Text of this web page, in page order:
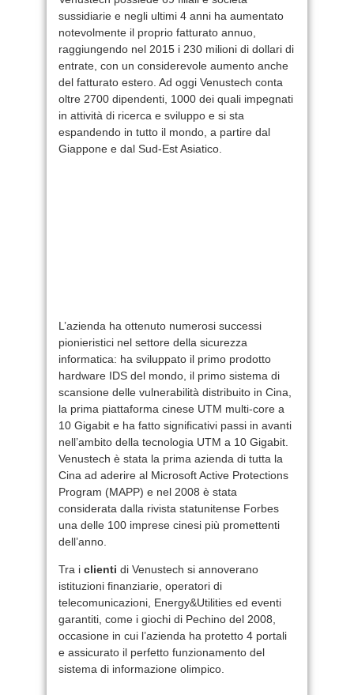
sussidiarie e negli ultimi 4 anni ha aumentato
notevolmente il proprio fatturato annuo,
raggiungendo nel 2015 i 230 milioni di dollari di
entrate, con un considerevole aumento anche
del fatturato estero. Ad oggi Venustech conta
oltre 2700 dipendenti, 1000 dei quali impegnati
in attività di ricerca e sviluppo e si sta
espandendo in tutto il mondo, a partire dal
Giappone e dal Sud-Est Asiatico.
L’azienda ha ottenuto numerosi successi
pionieristici nel settore della sicurezza
informatica: ha sviluppato il primo prodotto
hardware IDS del mondo, il primo sistema di
scansione delle vulnerabilità distribuito in Cina,
la prima piattaforma cinese UTM multi-core a
10 Gigabit e ha fatto significativi passi in avanti
nell’ambito della tecnologia UTM a 10 Gigabit.
Venustech è stata la prima azienda di tutta la
Cina ad aderire al Microsoft Active Protections
Program (MAPP) e nel 2008 è stata
considerata dalla rivista statunitense Forbes
una delle 100 imprese cinesi più promettenti
dell’anno.
Tra i clienti di Venustech si annoverano
istituzioni finanziarie, operatori di
telecomunicazioni, Energy&Utilities ed eventi
garantiti, come i giochi di Pechino del 2008,
occasione in cui l’azienda ha protetto 4 portali
e assicurato il perfetto funzionamento del
sistema di informazione olimpico.